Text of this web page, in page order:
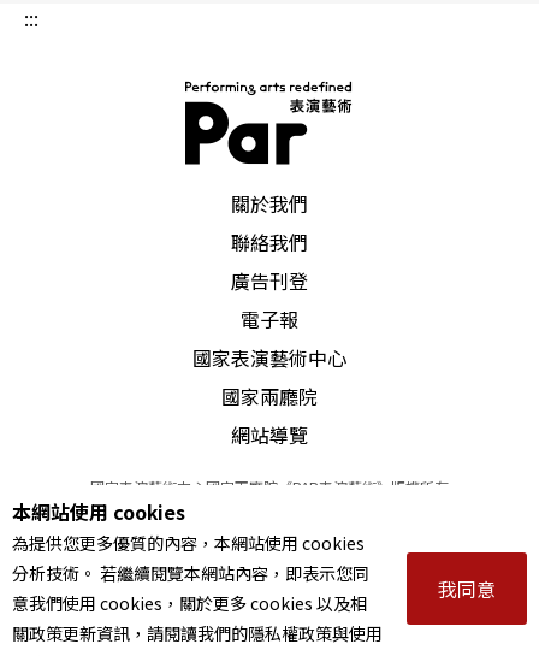
:::
關於我們
聯絡我們
廣告刊登
電子報
國家表演藝術中心
國家兩廳院
網站導覽
國家表演藝術中心國家兩廳院《PAR表演藝術》版權所有
© 2022Performing arts redefined. All Rights Reserved
統一編號 Tax Id number 00973926
本站所提供相關演出資訊，如有異動應以主辦單位公告為準。
服務條款｜隱私權聲明｜著作權聲明
本網站使用 cookies
為提供您更多優質的內容，本網站使用 cookies
分析技術。 若繼續閱覽本網站內容，即表示您同
意我們使用 cookies，關於更多 cookies 以及相
關政策更新資訊，請閱讀我們的隱私權政策與使用
我同意